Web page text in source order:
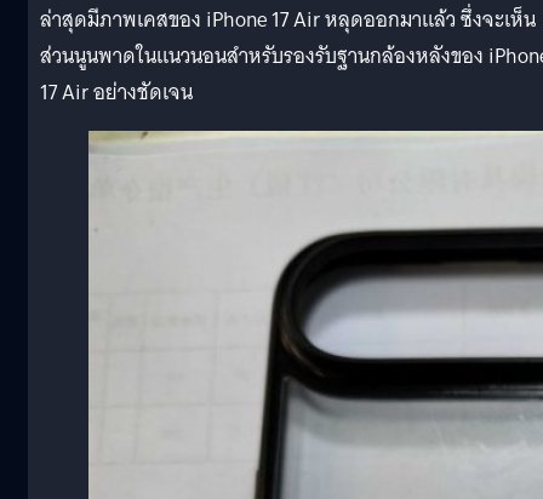
ล่าสุดมีภาพเคสของ iPhone 17 Air หลุดออกมาแล้ว ซึ่งจะเห็น
ส่วนนูนพาดในแนวนอนสำหรับรองรับฐานกล้องหลังของ
17 Air อย่างชัดเจน